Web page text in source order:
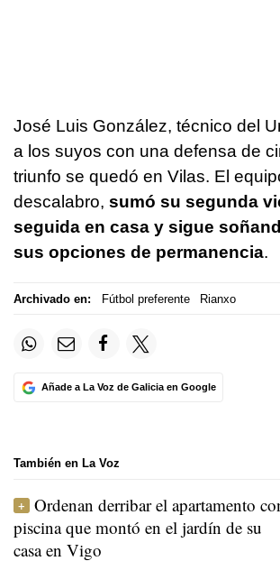
José Luis González, técnico del
a los suyos con una defensa de
triunfo se quedó en Vilas. El
descalabro, sumó su segunda
seguida en casa y sigue
sus opciones de permanencia.
Archivado en: Fútbol preferente Rianxo
Añade a La Voz de Galicia en Google
También en La Voz
Ordenan derribar el apartamento
piscina que montó en el jardín de su
casa en Vigo